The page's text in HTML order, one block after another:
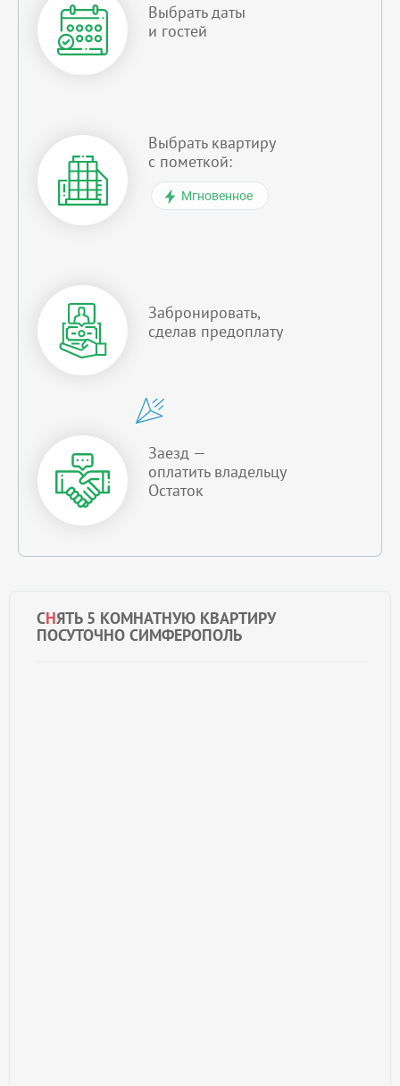
СНЯТЬ 5 КОМНАТНУЮ КВАРТИРУ
ПОСУТОЧНО СИМФЕРОПОЛЬ
Выбрать даты
и гостей
Выбрать квартиру
с пометкой:
Мгновенное
Забронировать,
сделав предоплату
Заезд —
оплатить владельцу
Остаток